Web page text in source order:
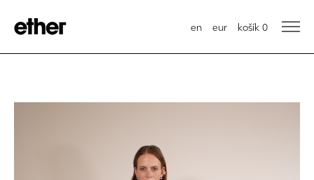
en eur košík 0